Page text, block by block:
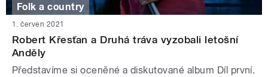
Folk a country
1. červen 2021
Robert Křesťan a Druhá tráva vyzobali letošní
Anděly
Představíme si oceněné a diskutované album Díl první.